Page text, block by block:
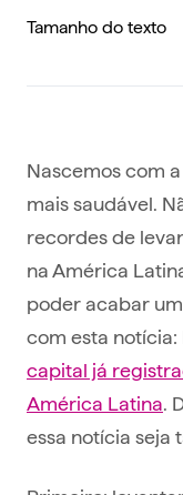
Tamanho do texto
Nascemos com
mais saudável.
recordes de
na América
poder acabar
com esta
capital já
América Latina.
essa notícia seja